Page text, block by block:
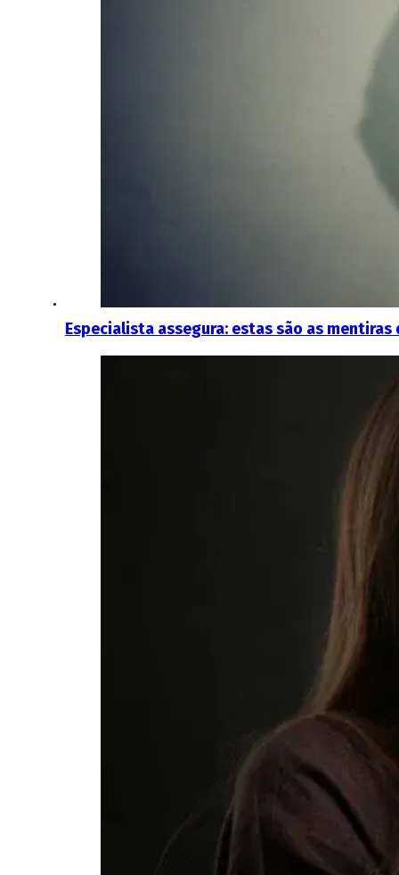
Especialista assegura: estas são as